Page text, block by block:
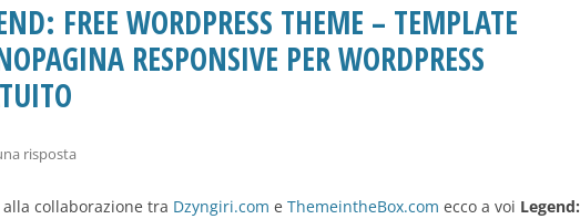
FREE WORDPRESS THEME – TEMPLATE
RESPONSIVE PER WORDPRESS
risposta
alla collaborazione tra Dzyngiri.com e ThemeintheBox.com ecco a voi Legend: